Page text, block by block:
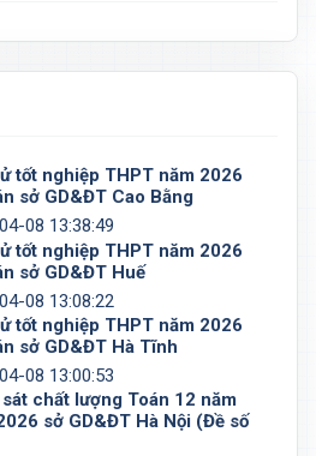
tốt nghiệp THPT năm 2026
sở GD&ĐT Cao Bằng
08 13:38:49
tốt nghiệp THPT năm 2026
sở GD&ĐT Huế
08 13:08:22
tốt nghiệp THPT năm 2026
sở GD&ĐT Hà Tĩnh
08 13:00:53
chất lượng Toán 12 năm
sở GD&ĐT Hà Nội (Đề số